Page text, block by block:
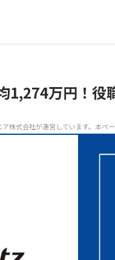
1,274万円！